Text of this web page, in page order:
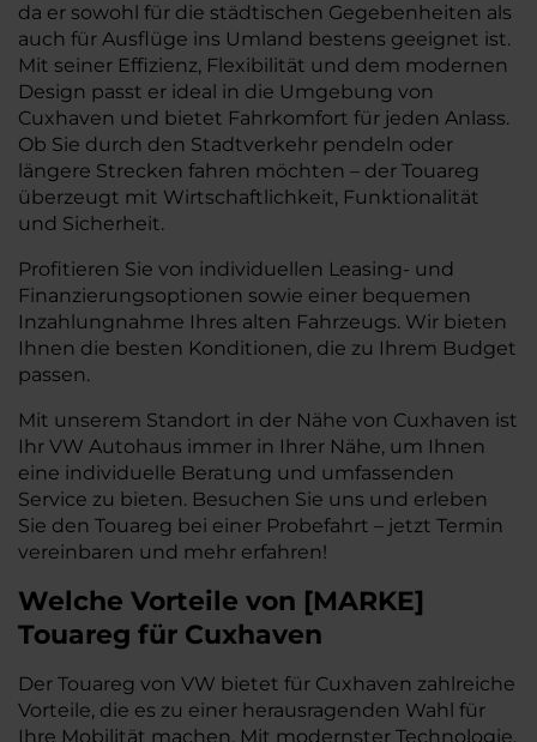
da er sowohl für die städtischen Gegebenheiten als
auch für Ausflüge ins Umland bestens geeignet ist.
Mit seiner Effizienz, Flexibilität und dem modernen
Design passt er ideal in die Umgebung von
Cuxhaven und bietet Fahrkomfort für jeden Anlass.
Ob Sie durch den Stadtverkehr pendeln oder
längere Strecken fahren möchten – der Touareg
überzeugt mit Wirtschaftlichkeit, Funktionalität
und Sicherheit.
Profitieren Sie von individuellen Leasing- und
Finanzierungsoptionen sowie einer bequemen
Inzahlungnahme Ihres alten Fahrzeugs. Wir bieten
Ihnen die besten Konditionen, die zu Ihrem Budget
passen.
Mit unserem Standort in der Nähe von Cuxhaven ist
Ihr VW Autohaus immer in Ihrer Nähe, um Ihnen
eine individuelle Beratung und umfassenden
Service zu bieten. Besuchen Sie uns und erleben
Sie den Touareg bei einer Probefahrt – jetzt Termin
vereinbaren und mehr erfahren!
Welche Vorteile von [MARKE]
Touareg für Cuxhaven
Der Touareg von VW bietet für Cuxhaven zahlreiche
Vorteile, die es zu einer herausragenden Wahl für
Ihre Mobilität machen. Mit modernster Technologie,